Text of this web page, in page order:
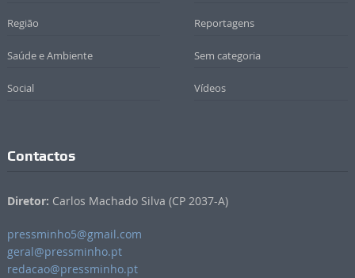
Região Reportagens
Saúde e Ambiente Sem categoria
Social Vídeos
Contactos
Diretor: Carlos Machado Silva (CP 2037-A)
pressminho5@gmail.com
geral@pressminho.pt
redacao@pressminho.pt